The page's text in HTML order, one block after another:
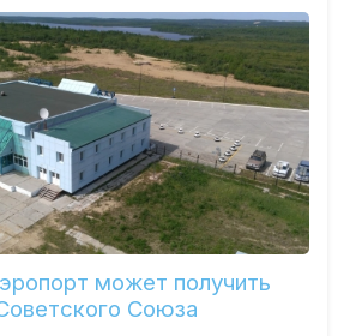
может получить
Союза